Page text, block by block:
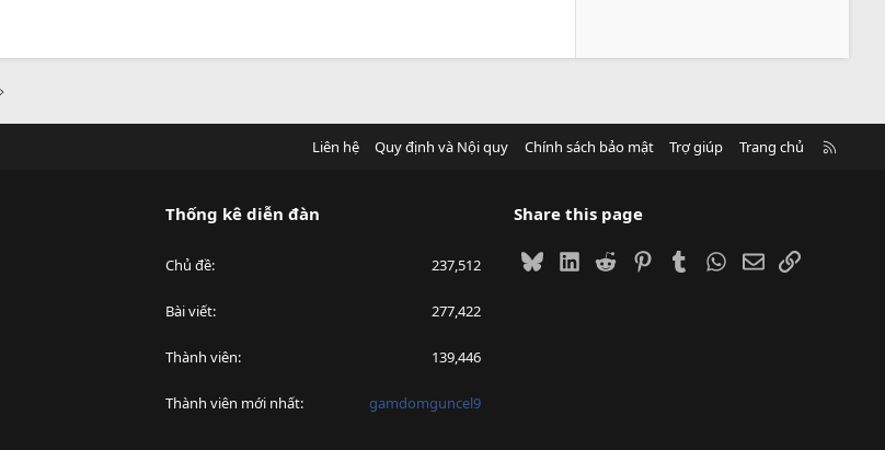
Liên hệ Quy định và Nội quy Chính sách bảo mật Trợ giúp Trang chủ
Thống kê diễn đàn
Chủ đề 237,512
Bài viết 277,422
Thành viên 139,446
Thành viên mới nhất gamdomguncel9
Share this page
BlueskyLinkedIn
Reddit PinterestTumblrWhatsApp
EmailLink